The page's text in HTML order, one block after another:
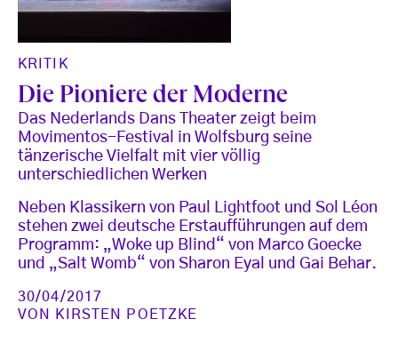
KRITIK
Die Pioniere der Moderne
Das Nederlands Dans Theater zeigt beim
Movimentos-Festival in Wolfsburg seine
tänzerische Vielfalt mit vier völlig
unterschiedlichen Werken
Neben Klassikern von Paul Lightfoot und Sol Léon
stehen zwei deutsche Erstaufführungen auf dem
Programm: „Woke up Blind“ von Marco Goecke
und „Salt Womb“ von Sharon Eyal und Gai Behar.
30/04/2017
VON
KIRSTEN POETZKE